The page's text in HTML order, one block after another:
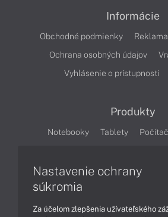
Informácie
Obchodné podmienky
Ochrana osobných údajov
Vyhlásenie o prístupnosti
Produkty
Notebooky Tablety
Články
Obchodné informácie
Technológie
Nastavenie ochrany
súkromia
Za účelom zlepšenia užívateľského